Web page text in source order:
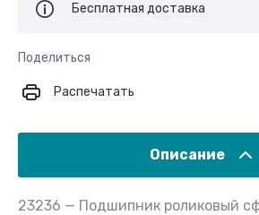
Бесплатная доставка
Поделиться
Распечатать
Описание
23236 — Подшипник роликовый